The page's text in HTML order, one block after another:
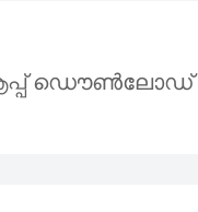
ആപ്പ് ഡൌൺലോഡ്